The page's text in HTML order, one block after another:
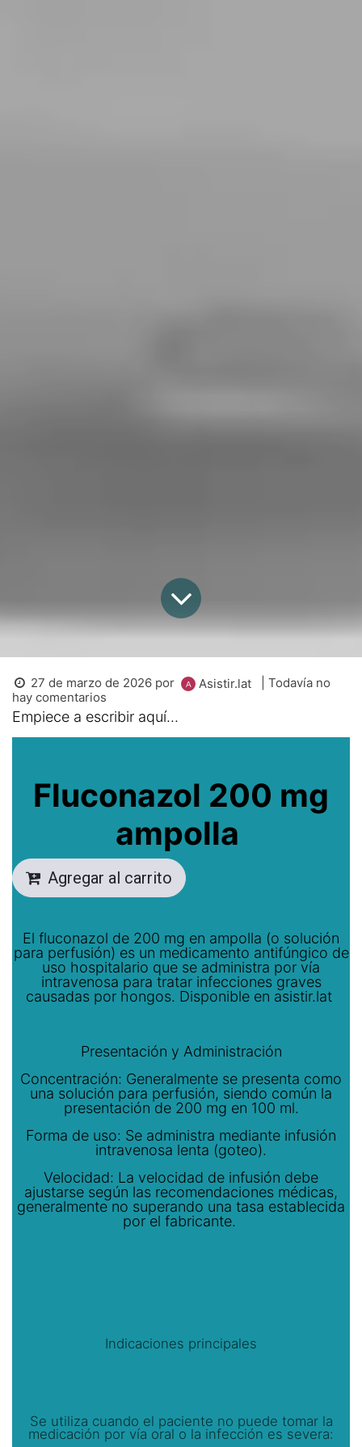
27 de marzo de 2026 por Asistir.lat
| Todavía no
hay comentarios
Empiece a escribir aquí...
Fluconazol 200 mg
ampolla
Agregar al carrito
El fluconazol de 200 mg en ampolla (o solución
para perfusión) es un medicamento antifúngico de
uso hospitalario que se administra por vía
intravenosa para tratar infecciones graves
causadas por hongos. Disponible en asistir.lat
Presentación y Administración
Concentración: Generalmente se presenta como
una solución para perfusión, siendo común la
presentación de 200 mg en 100 ml.
Forma de uso: Se administra mediante infusión
intravenosa lenta (goteo).
Velocidad: La velocidad de infusión debe
ajustarse según las recomendaciones médicas,
generalmente no superando una tasa establecida
por el fabricante.
Indicaciones principales
Se utiliza cuando el paciente no puede tomar la
medicación por vía oral o la infección es severa: